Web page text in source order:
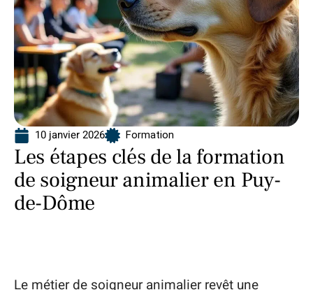
10 janvier 2026 Formation
Les étapes clés de la formation
de soigneur animalier en Puy-
de-Dôme
Le métier de soigneur animalier revêt une